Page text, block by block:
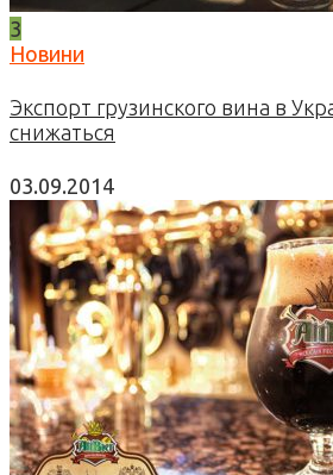
3
Новини
Экспорт грузинского вина в
снижаться
03.09.2014